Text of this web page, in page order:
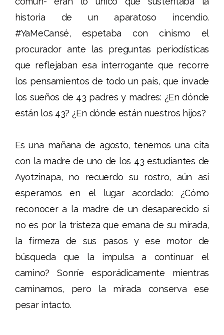
historia de un aparatoso incendio.
#YaMeCansé, espetaba con cinismo el
procurador ante las preguntas periodísticas
que reflejaban esa interrogante que recorre
los pensamientos de todo un país, que invade
los sueños de 43 padres y madres: ¿En dónde
están los 43? ¿En dónde están nuestros hijos?
Es una mañana de agosto, tenemos una cita
con la madre de uno de los 43 estudiantes de
Ayotzinapa, no recuerdo su rostro, aún así
esperamos en el lugar acordado: ¿Cómo
reconocer a la madre de un desaparecido si
no es por la tristeza que emana de su mirada,
la firmeza de sus pasos y ese motor de
búsqueda que la impulsa a continuar el
camino? Sonríe esporádicamente mientras
caminamos, pero la mirada conserva ese
pesar intacto.